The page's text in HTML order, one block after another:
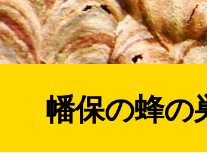
幡保の蜂の